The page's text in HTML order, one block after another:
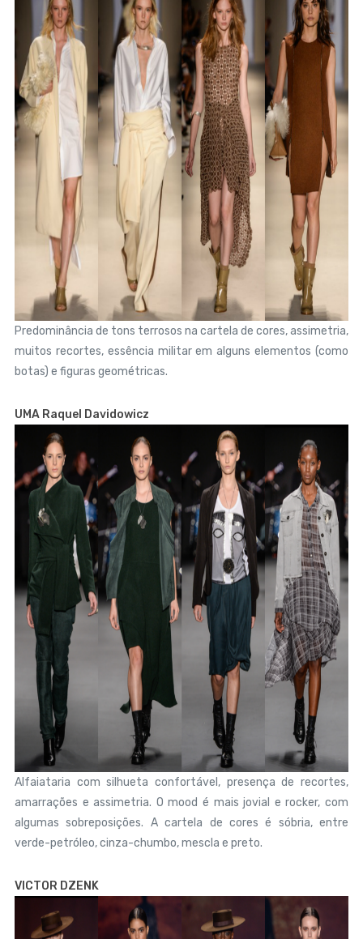
Predominância de tons terrosos na cartela de cores, assimetria,
muitos recortes, essência militar em alguns elementos (como
botas) e figuras geométricas.
UMA Raquel Davidowicz
Alfaiataria com silhueta confortável, presença de recortes,
amarrações e assimetria. O mood é mais jovial e rocker, com
algumas sobreposições. A cartela de cores é sóbria, entre
verde-petróleo, cinza-chumbo, mescla e preto.
VICTOR DZENK